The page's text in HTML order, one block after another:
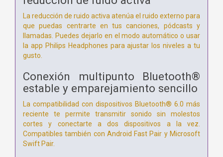
La reducción de ruido activa atenúa el ruido externo para
que puedas centrarte en tus canciones, pódcasts y
llamadas. Puedes dejarlo en el modo automático o usar
la app Philips Headphones para ajustar los niveles a tu
gusto.
Conexión multipunto Bluetooth®
estable y emparejamiento sencillo
La compatibilidad con dispositivos Bluetooth® 6.0 más
reciente te permite transmitir sonido sin molestos
cortes y conectarte a dos dispositivos a la vez.
Compatibles también con Android Fast Pair y Microsoft
Swift Pair.